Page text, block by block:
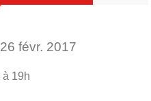
26 févr. 2017
à 19h